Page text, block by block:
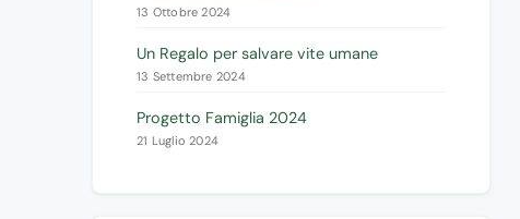
13 Ottobre 2024
Un Regalo per salvare vite umane
13 Settembre 2024
Progetto Famiglia 2024
21 Luglio 2024